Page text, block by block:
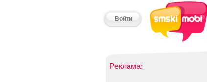
Войти
Реклама: